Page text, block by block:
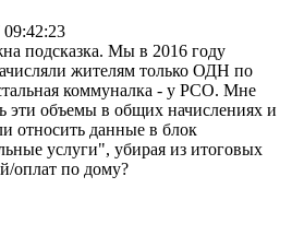
09:42:23
подсказка. Мы в 2016 году
жителям только ОДН по
коммуналка - у РСО. Мне
эти объемы в общих начислениях и
относить данные в блок
услуги", убирая из итоговых
оплат по дому?